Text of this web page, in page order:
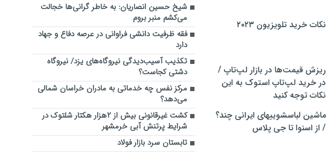
نکات خرید تلویزیون ۲۰۲۳
ریزش قیمت‌ها در بازار لپ‌تاپ /
در خرید لپ‌تاپ استوک به این
نکات توجه کنید
ماشین لباسشویی‎های ایرانی چند؟
/ از اسنوا تا جی پلاس
شیخ حسین انصاریان: به خاطر گرانی‌ها خجالت
می‌کشم منبر بروم
فقه ظرفیت دانشی فراوانی در عرصه دفاع و جهاد
دارد
تکذیب آسیب‌دیدگی نیروگاه‌های یزد/ نیروگاه
دشتی کجاست؟
مرکز نفس چه خدماتی به مادران خراسان شمالی
می‌دهد؟
کشت غیرقانونی بیش از ۲هزار هکتار شلتوک در
شرایط پرتنش آبی خرمشهر
تابستان سرد بازار فولاد